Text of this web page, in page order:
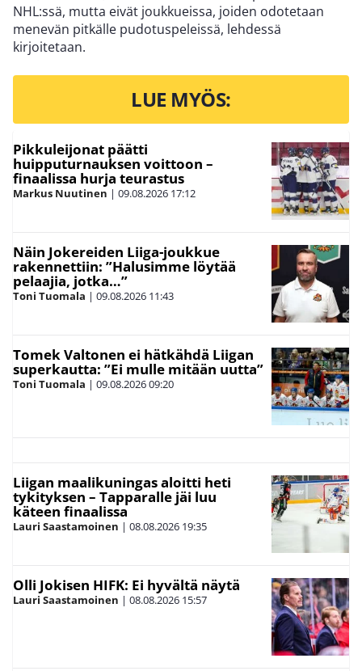
NHL:ssä, mutta eivät joukkueissa, joiden odotetaan
menevän pitkälle pudotuspeleissä, lehdessä
kirjoitetaan.
LUE MYÖS:
Pikkuleijonat päätti
huipputurnauksen voittoon –
finaalissa hurja teurastus
Markus Nuutinen | 09.08.2026 17:12
Näin Jokereiden Liiga-joukkue
rakennettiin: ”Halusimme löytää
pelaajia, jotka…”
Toni Tuomala | 09.08.2026 11:43
Tomek Valtonen ei hätkähdä Liigan
superkautta: ”Ei mulle mitään uutta”
Toni Tuomala | 09.08.202609:20
Liigan maalikuningas aloitti heti
tykityksen – Tapparalle jäi luu
käteen finaalissa
Lauri Saastamoinen | 08.08.2026 19:35
Olli Jokisen HIFK: Ei hyvältä näytä
Lauri Saastamoinen | 08.08.2026 15:57